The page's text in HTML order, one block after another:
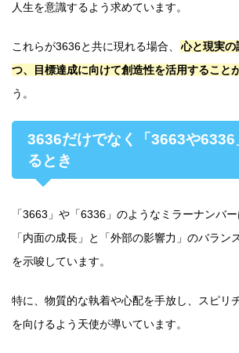
人生を意識するよう求めています。
これらが3636と共に現れる場合、
心と現実の
つ、目標達成に向けて創造性を活用すること
う。
3636だけでなく「3663や6336
るとき
「3663」や「6336」のようなミラーナンバ
「内面の成長」と「外部の影響力」のバラン
を示唆しています。
特に、物質的な執着や心配を手放し、スピリ
を向けるよう天使が導いています。